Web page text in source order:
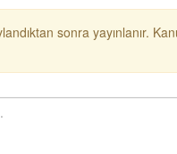
sonra yayınlanır.